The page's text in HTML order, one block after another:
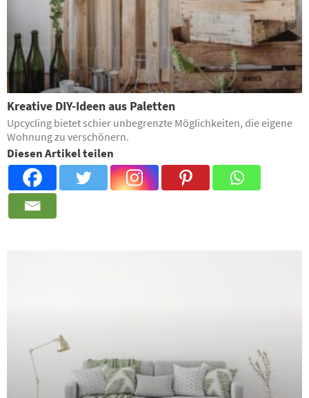
Kreative DIY-Ideen aus Paletten
Upcycling bietet schier unbegrenzte Möglichkeiten, die eigene
Wohnung zu verschönern.
Diesen Artikel teilen